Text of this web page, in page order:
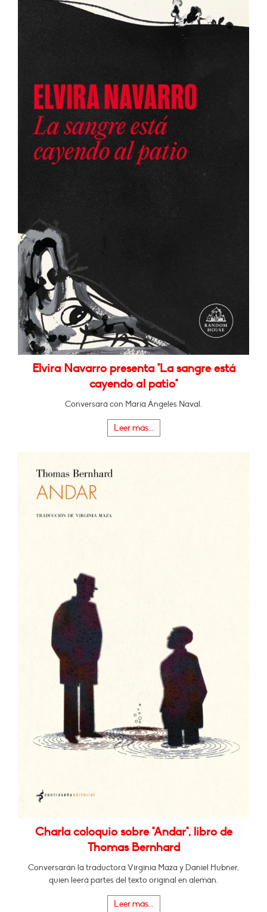
Elvira Navarro presenta "La sangre está
cayendo al patio"
Conversará con María Ángeles Naval.
Leer más...
Charla coloquio sobre "Andar", libro de
Thomas Bernhard
Conversarán la traductora Virginia Maza y Daniel Hubner,
quien leerá partes del texto original en alemán.
Leer más...